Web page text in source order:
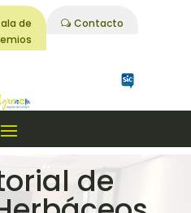
de
Contacto
de